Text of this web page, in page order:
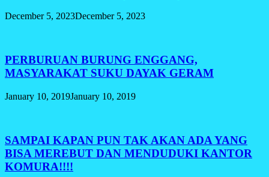
December 5, 2023December 5, 2023
PERBURUAN BURUNG ENGGANG,
MASYARAKAT SUKU DAYAK GERAM
January 10, 2019January 10, 2019
SAMPAI KAPAN PUN TAK AKAN ADA YANG
BISA MEREBUT DAN MENDUDUKI KANTOR
KOMURA!!!!